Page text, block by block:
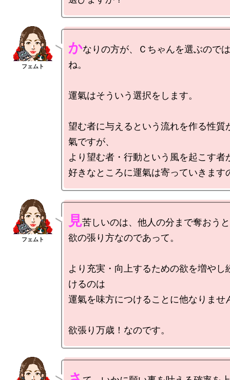
かなりの方が、Ｃちゃんを選ぶので
ね。
運氣はそういう選択をします。
望む者に与えるという流れを作る性質
氣ですが、
より望む者・行動という風を起こす者
見苦しいのは、他人の分まで奪おう
欲の張り方なのであって。
より充実・向上するための欲を増やし
けるのは
運氣を味方につけることに他なりませ